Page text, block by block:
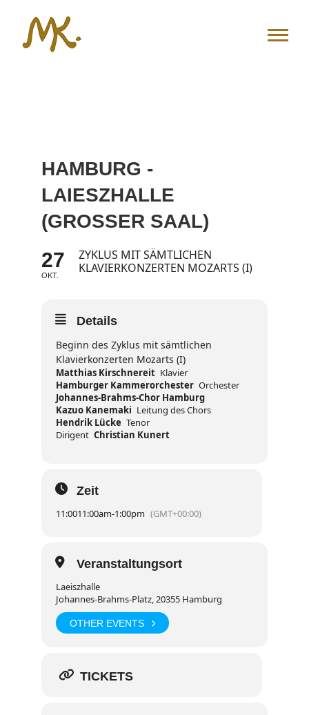
springen
HAMBURG -
LAIESZHALLE
(GROSSER SAAL)
27
OKT.
ZYKLUS MIT SÄMTLICHEN
KLAVIERKONZERTEN MOZARTS (I)
Details
Beginn des Zyklus mit sämtlichen
Klavierkonzerten Mozarts (I)
Matthias Kirschnereit Klavier
Hamburger Kammerorchester Orchester
Johannes-Brahms-Chor Hamburg
Kazuo Kanemaki Leitung des Chors
Hendrik Lücke Tenor
Dirigent Christian Kunert
Zeit
11:0011:00am-1:00pm (GMT+00:00)
Veranstaltungsort
Laeiszhalle
Johannes-Brahms-Platz, 20355 Hamburg
OTHER EVENTS
TICKETS